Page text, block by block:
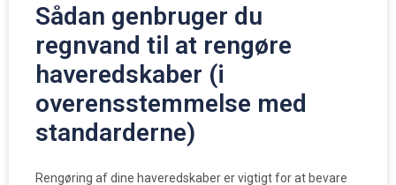
Sådan genbruger du
regnvand til at rengøre
haveredskaber (i
overensstemmelse med
standarderne)
Rengøring af dine haveredskaber er vigtigt for at bevare